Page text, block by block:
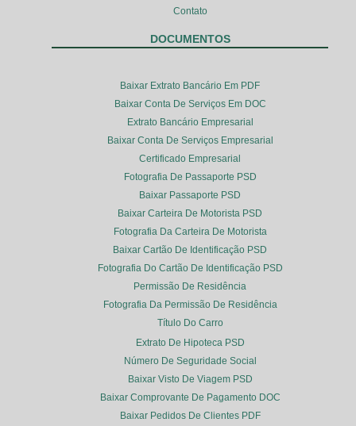
Contato
DOCUMENTOS
Baixar Extrato Bancário Em PDF
Baixar Conta De Serviços Em DOC
Extrato Bancário Empresarial
Baixar Conta De Serviços Empresarial
Certificado Empresarial
Fotografia De Passaporte PSD
Baixar Passaporte PSD
Baixar Carteira De Motorista PSD
Fotografia Da Carteira De Motorista
Baixar Cartão De Identificação PSD
Fotografia Do Cartão De Identificação PSD
Permissão De Residência
Fotografia Da Permissão De Residência
Título Do Carro
Extrato De Hipoteca PSD
Número De Seguridade Social
Baixar Visto De Viagem PSD
Baixar Comprovante De Pagamento DOC
Baixar Pedidos De Clientes PDF